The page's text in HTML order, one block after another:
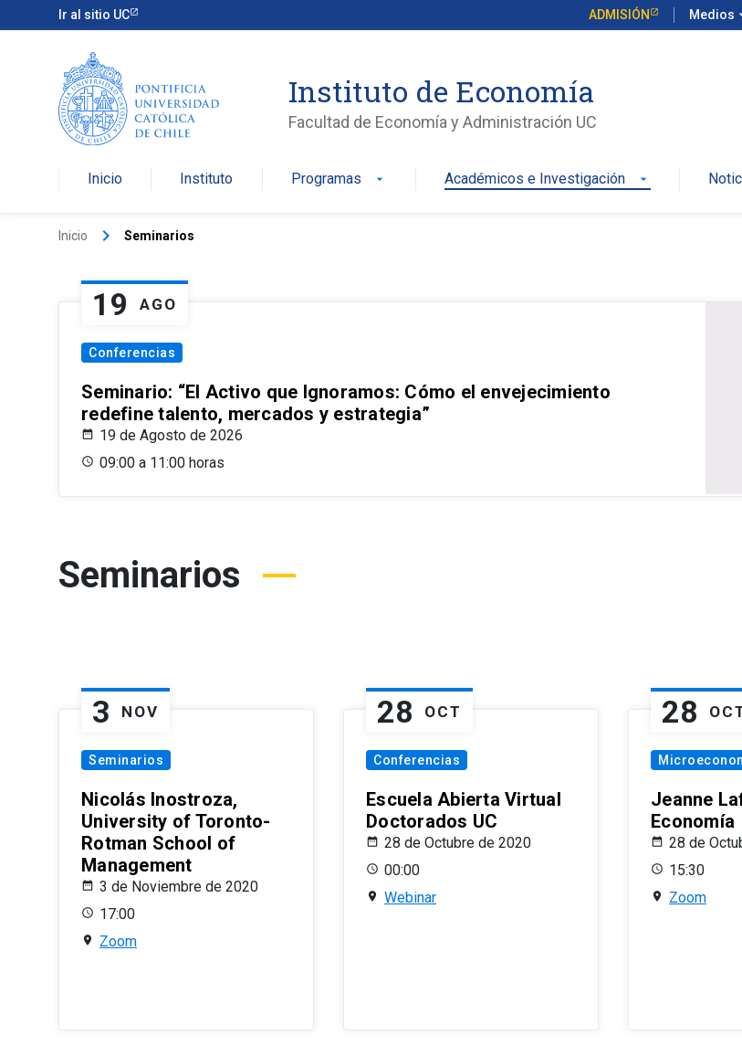
Ir al sitio UC ADMISIÓN Medios
Instituto de Economía
Facultad de Economía y Administración UC
Inicio Instituto Programas arrow_drop_down Académicos e Investigación arrow_drop_down
Inicio keyboard_arrow_right Seminarios
19 AGO
Conferencias
Seminario: “El Activo que Ignoramos: Cómo el envejecimiento
redefine talento, mercados y estrategia”
19 de Agosto de 2026
09:00 a 11:00 horas
Seminarios
3 NOV
Seminarios
Nicolás Inostroza,
University of Toronto-
Rotman School of
Management
3 de Noviembre de 2020
17:00
Zoom
28 OCT
Conferencias
Escuela Abierta Virtual
Doctorados UC
28 de Octubre de 2020
00:00
Webinar
28
Jeanne
Economía
28 de
15:30
Zoom